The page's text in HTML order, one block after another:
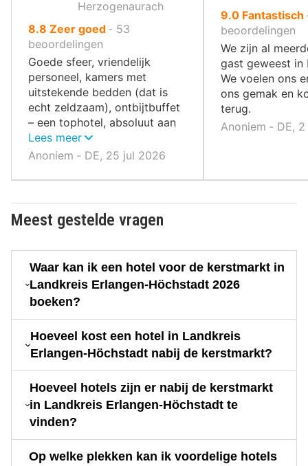
Herzogenaurach
8.8 uit
10
,
Zeer goed ‐ 53
beoordelingen
Goede sfeer, vriendelijk
personeel, kamers met
uitstekende bedden (dat is
echt zeldzaam), ontbijtbuffet
– een tophotel, absoluut aan
te raden.
Lees meer
Anoniem ‐ DE, 25 jul 2026
9.0uit
10
,
Fantastisch
beoordelingen
We zijn al
gast geweest in
We voelen ons
ons gemak en
terug.
Anoniem ‐ DE,
Meest gestelde vragen
Waar kan ik een hotel voor de kerstmarkt in
Landkreis Erlangen-Höchstadt 2026
boeken?
Hoeveel kost een hotel in Landkreis
Erlangen-Höchstadt nabij de kerstmarkt?
Hoeveel hotels zijn er nabij de kerstmarkt
in Landkreis Erlangen-Höchstadt te
vinden?
Op welke plekken kan ik voordelige hotels